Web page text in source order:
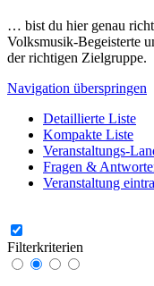
… bist du hier genau
Volksmusik-Begeisterte
der richtigen Zielgruppe.
Navigation überspringen
Detaillierte Liste
Kompakte Liste
Veranstaltungs-
Fragen &
Veranstaltung
Filterkriterien